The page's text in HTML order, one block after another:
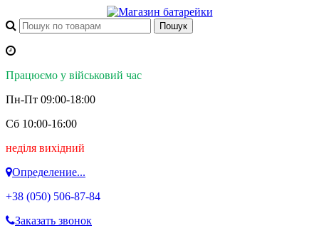
Працюємо у військовий час
Пн-Пт 09:00-18:00
Сб 10:00-16:00
неділя вихідний
Определение...
+38 (050) 506-87-84
Заказать звонок